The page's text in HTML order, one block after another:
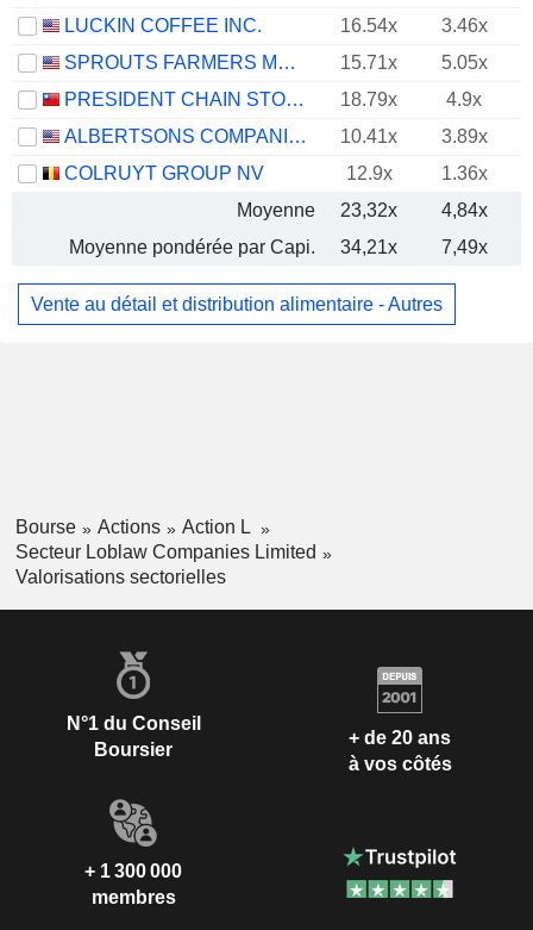
LUCKIN COFFEE INC.
16.54x
3.46x
SPROUTS FARMERS MARKET, INC.
15.71x
5.05x
PRESIDENT CHAIN STORE CORPORATION
18.79x
4.9x
ALBERTSONS COMPANIES, INC.
10.41x
3.89x
COLRUYT GROUP NV
12.9x
1.36x
Moyenne
23,32x
4,84x
Moyenne pondérée par Capi.
34,21x 7,49x
Vente au détail et distribution alimentaire - Autres
Bourse Actions
Action L
Secteur Loblaw Companies Limited
Valorisations sectorielles
N°1 du Conseil
Boursier
+ de 20 ans
à vos côtés
+ 1 300 000
membres